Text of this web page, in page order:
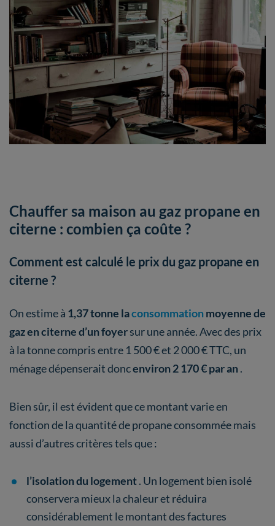
Chauffer sa maison au gaz propane en
citerne : combien ça coûte ?
Comment est calculé le prix du gaz propane en
citerne ?
On estime à 1,37 tonne laconsommationmoyenne de
gaz en citerne d’un foyersur une année. Avec des prix
à la tonne compris entre 1 500 € et 2 000 € TTC, un
ménage dépenserait doncenviron 2 170 € par an.
Bien sûr, il est évident que ce montant varie en
fonction de la quantité de propane consommée mais
aussid’autres critères tels que :
l’isolation du logement. Un logement bien isolé
conservera mieux la chaleur et réduira
considérablement le montant des factures